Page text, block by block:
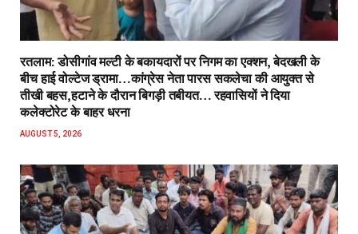
रतलाम: डोसीगांव मल्टी के बकायदारों पर निगम का एक्शन, बेदखली के
बीच हाई वोल्टेज ड्रामा…कांग्रेस नेता पारस सकलेचा की आयुक्त से
तीखी बहस,हटाने के दौरान बिगड़ी तबीयत… रहवासियों ने दिया
कलेक्टोरेट के बाहर धरना
AUGUST 5, 2026